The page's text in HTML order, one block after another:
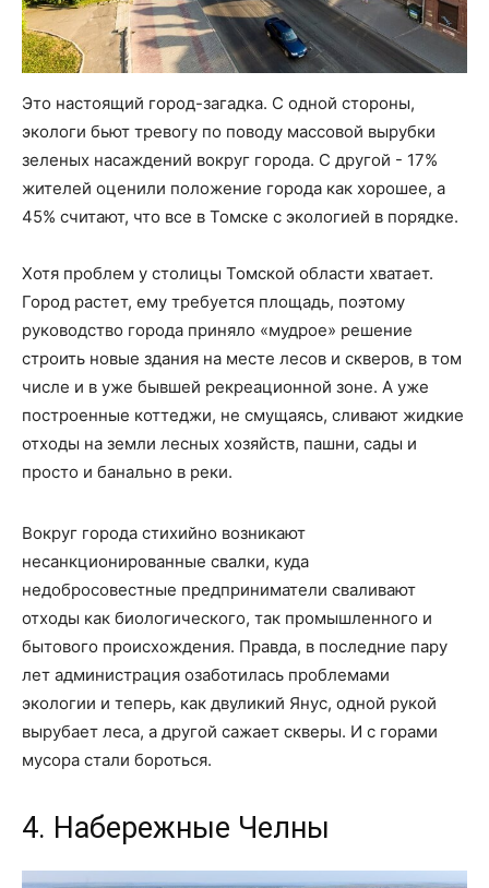
Это настоящий город-загадка. С одной стороны,
экологи бьют тревогу по поводу массовой вырубки
зеленых насаждений вокруг города. С другой - 17%
жителей оценили положение города как хорошее, а
45% считают, что все в Томске с экологией в порядке.
Хотя проблем у столицы Томской области хватает.
Город растет, ему требуется площадь, поэтому
руководство города приняло «мудрое» решение
строить новые здания на месте лесов и скверов, в том
числе и в уже бывшей рекреационной зоне. А уже
построенные коттеджи, не смущаясь, сливают жидкие
отходы на земли лесных хозяйств, пашни, сады и
просто и банально в реки.
Вокруг города стихийно возникают
несанкционированные свалки, куда
недобросовестные предприниматели сваливают
отходы как биологического, так промышленного и
бытового происхождения. Правда, в последние пару
лет администрация озаботилась проблемами
экологии и теперь, как двуликий Янус, одной рукой
вырубает леса, а другой сажает скверы. И с горами
мусора стали бороться.
4. Набережные Челны